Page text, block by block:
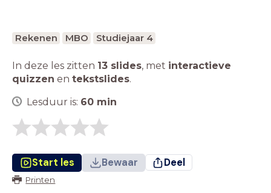
Rekenen MBO Studiejaar 4
In deze les zitten 13 slides, met interactieve
quizzen en tekstslides.
Lesduur is: 60 min
Start les Bewaar Deel
Printen